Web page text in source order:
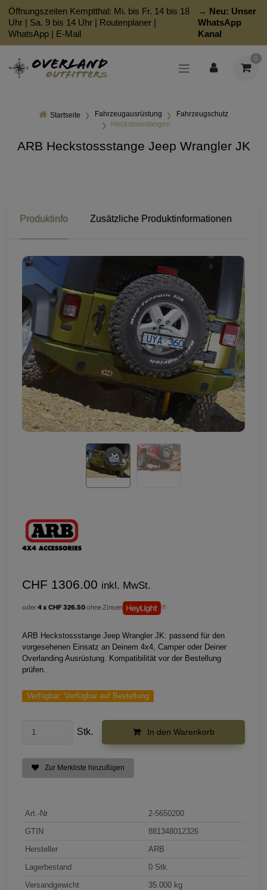
Öffnungszeiten Kemptthal: Mi. bis Fr. 14 bis 18
Uhr | Sa. 9 bis 14 Uhr | Routenplaner |
WhatsApp | E-Mail
→ Neu: Unser
WhatsApp
Kanal
0
Startseite Fahrzeugausrüstung
Fahrzeugschutz
Heckstossstangen
ARB Heckstossstange Jeep Wrangler JK
Produktinfo Zusätzliche Produktinformationen
CHF 1306.00 inkl. MwSt.
oder4 x CHF 326.50ohne Zinsen
ARB Heckstossstange Jeep Wrangler JK: passend für den
vorgesehenen Einsatz an Deinem 4x4, Camper oder Deiner
Overlanding Ausrüstung. Kompatibilität vor der Bestellung
prüfen.
Verfügbar: Verfügbar auf Bestellung
Stk. In den Warenkorb
Zur Merkliste hinzufügen
Art.-Nr.
2-5650200
GTIN
881348012326
Hersteller
ARB
Lagerbestand
0 Stk.
Versandgewicht
35.000 kg